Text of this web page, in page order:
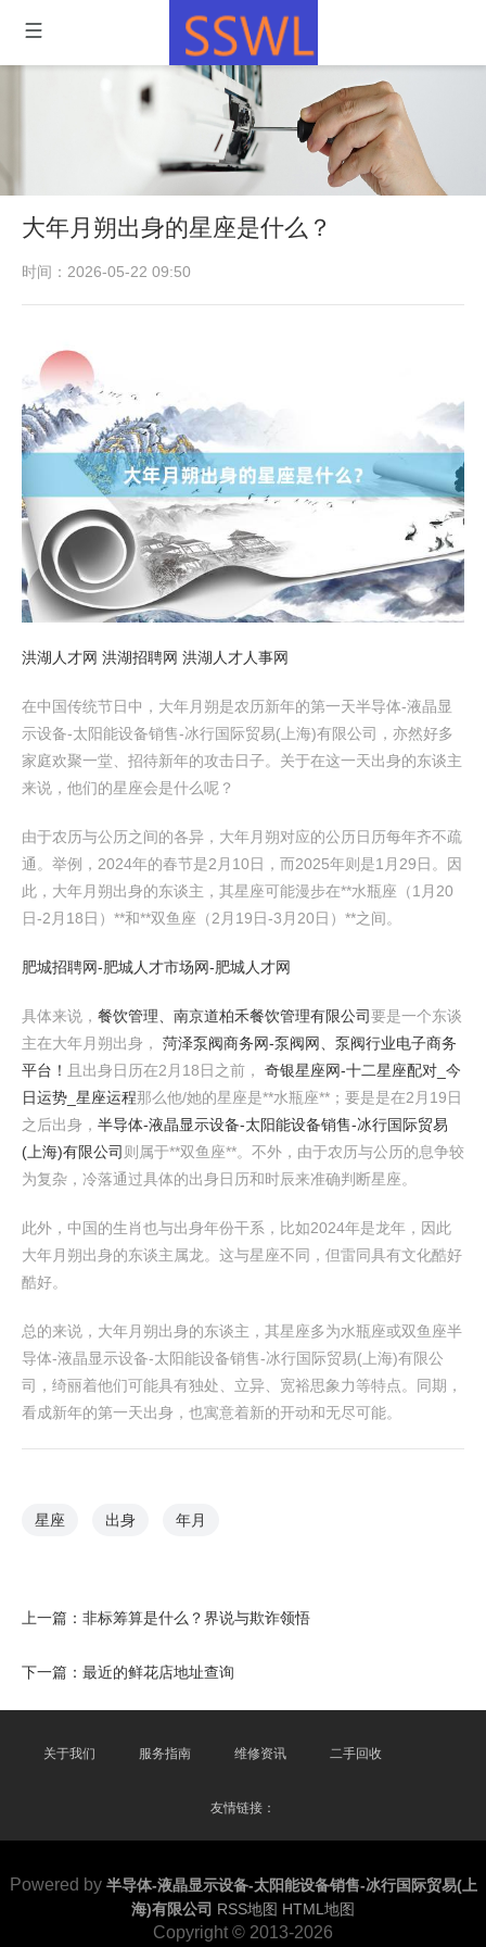
大年月朔出身的星座是什么？
时间：2026-05-22 09:50
洪湖人才网 洪湖招聘网 洪湖人才人事网
在中国传统节日中，大年月朔是农历新年的第一天半导体-液晶显
示设备-太阳能设备销售-冰行国际贸易(上海)有限公司，亦然好多
家庭欢聚一堂、招待新年的攻击日子。关于在这一天出身的东谈主
来说，他们的星座会是什么呢？
由于农历与公历之间的各异，大年月朔对应的公历日历每年齐不疏
通。举例，2024年的春节是2月10日，而2025年则是1月29日。因
此，大年月朔出身的东谈主，其星座可能漫步在**水瓶座（1月20
日-2月18日）**和**双鱼座（2月19日-3月20日）**之间。
肥城招聘网-肥城人才市场网-肥城人才网
具体来说， 餐饮管理、南京道柏禾餐饮管理有限公司要是一个东谈
主在大年月朔出身， 菏泽泵阀商务网-泵阀网、泵阀行业电子商务
平台！
且出身日历在2月18日之前， 奇银星座网-十二星座配对_今
日运势_星座运程那么他/她的星座是**水瓶座**；要是是在2月19日
之后出身， 半导体-液晶显示设备-太阳能设备销售-冰行国际贸易
(上海)有限公司 则属于**双鱼座**。不外，由于农历与公历的息争较
为复杂，冷落通过具体的出身日历和时辰来准确判断星座。
此外，中国的生肖也与出身年份干系，比如2024年是龙年，因此
大年月朔出身的东谈主属龙。这与星座不同，但雷同具有文化酷好
酷好。
总的来说，大年月朔出身的东谈主，其星座多为水瓶座或双鱼座半
导体-液晶显示设备-太阳能设备销售-冰行国际贸易(上海)有限公
司，绮丽着他们可能具有独处、立异、宽裕思象力等特点。同期，
看成新年的第一天出身，也寓意着新的开动和无尽可能。
星座 出身 年月
上一篇： 非标筹算是什么？界说与欺诈领悟
下一篇： 最近的鲜花店地址查询
关于我们 服务指南 维修资讯 二手回收
友情链接：
Powered by 半导体-液晶显示设备-太阳能设备销售-冰行国际贸易(上
海)有限公司 RSS地图 HTML地图
Copyright © 2013-2026